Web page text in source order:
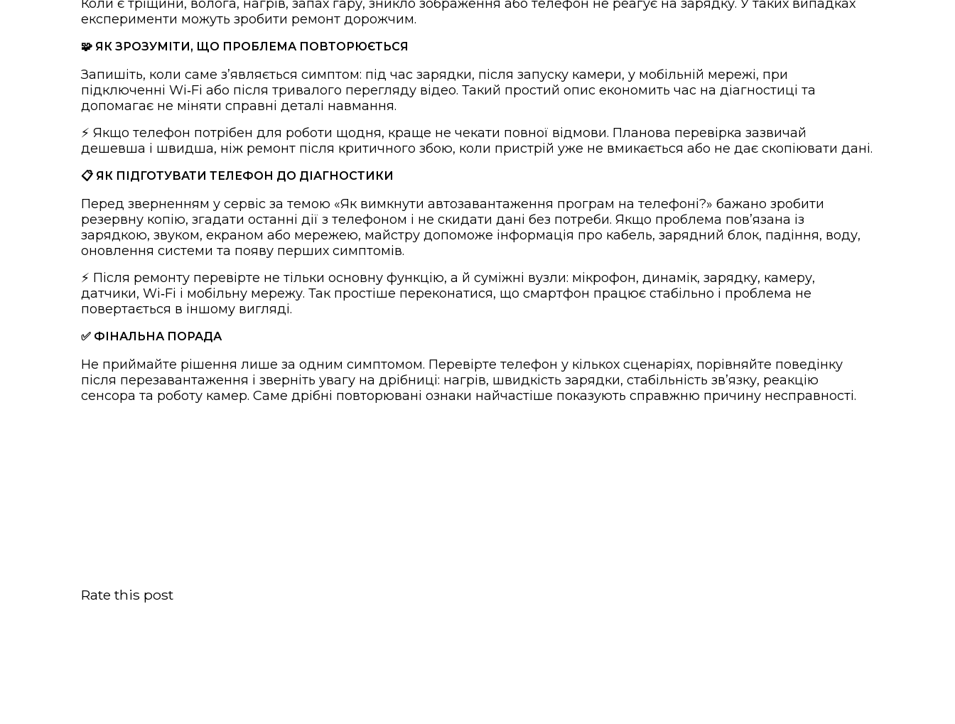
Коли є тріщини, волога, нагрів, запах гару, зникло зображення або телефон не реагує на зарядку. У таких випадках
експерименти можуть зробити ремонт дорожчим.
🧩 ЯК ЗРОЗУМІТИ, ЩО ПРОБЛЕМА ПОВТОРЮЄТЬСЯ
Запишіть, коли саме зʼявляється симптом: під час зарядки, після запуску камери, у мобільній мережі, при
підключенні Wi‑Fi або після тривалого перегляду відео. Такий простий опис економить час на діагностиці та
допомагає не міняти справні деталі навмання.
⚡ Якщо телефон потрібен для роботи щодня, краще не чекати повної відмови. Планова перевірка зазвичай
дешевша і швидша, ніж ремонт після критичного збою, коли пристрій уже не вмикається або не дає скопіювати дані.
📋 ЯК ПІДГОТУВАТИ ТЕЛЕФОН ДО ДІАГНОСТИКИ
Перед зверненням у сервіс за темою «Як вимкнути автозавантаження програм на телефоні?» бажано зробити
резервну копію, згадати останні дії з телефоном і не скидати дані без потреби. Якщо проблема повʼязана із
зарядкою, звуком, екраном або мережею, майстру допоможе інформація про кабель, зарядний блок, падіння, воду,
оновлення системи та появу перших симптомів.
⚡ Після ремонту перевірте не тільки основну функцію, а й суміжні вузли: мікрофон, динамік, зарядку, камеру,
датчики, Wi‑Fi і мобільну мережу. Так простіше переконатися, що смартфон працює стабільно і проблема не
повертається в іншому вигляді.
✅ ФІНАЛЬНА ПОРАДА
Не приймайте рішення лише за одним симптомом. Перевірте телефон у кількох сценаріях, порівняйте поведінку
після перезавантаження і зверніть увагу на дрібниці: нагрів, швидкість зарядки, стабільність звʼязку, реакцію
сенсора та роботу камер. Саме дрібні повторювані ознаки найчастіше показують справжню причину несправності.
Rate this post